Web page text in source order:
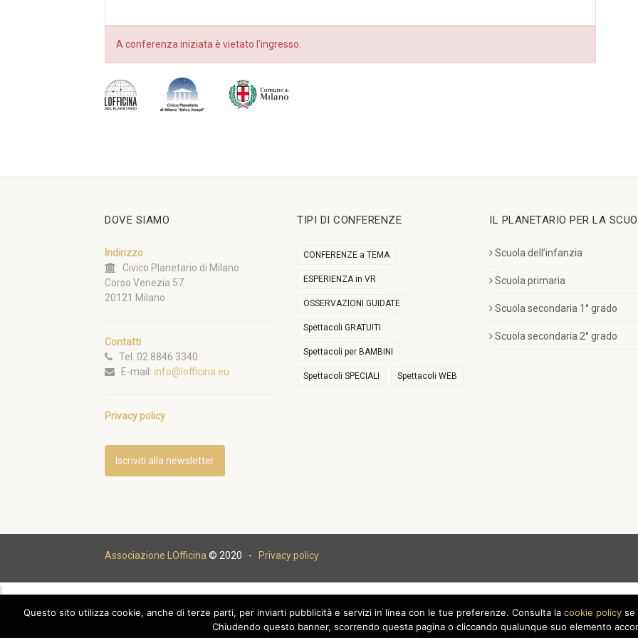
A conferenza iniziata è vietato l’ingresso.
DOVE SIAMO
Indirizzo
Civico Planetario di Milano
Corso Venezia 57
20121 Milano
Contatti
Tel. 02 8846 3340
E-mail: info@lofficina.eu
Privacy policy
Iscriviti alla newsletter
TIPI DI CONFERENZE
CONFERENZE a TEMA
ESPERIENZA in VR
OSSERVAZIONI GUIDATE
Spettacoli GRATUITI
Spettacoli per BAMBINI
Spettacoli SPECIALI Spettacoli WEB
IL PLANETARIO PER LA
Scuola dell’infanzia
Scuola primaria
Scuola secondaria 1° grado
Scuola secondaria 2° grado
Associazione LOfficina © 2020 - Privacy policy
Questo sito utilizza cookie, anche di terze parti, per inviarti pubblicità e servizi in linea con le tue preferenze. Consulta la cookie policy se
Chiudendo questo banner, scorrendo questa pagina o cliccando qualunque suo elemento